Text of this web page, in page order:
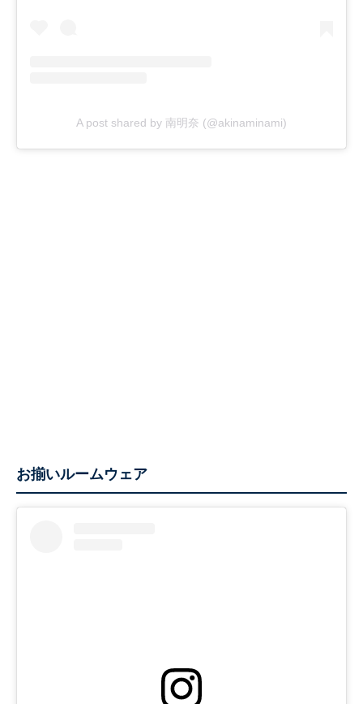
A post shared by 南明奈 (@akinaminami)
お揃いルームウェア